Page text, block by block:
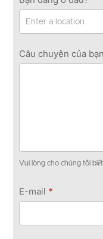
Câu chuyện của
Vui lòng cho chúng tôi
E-mail *